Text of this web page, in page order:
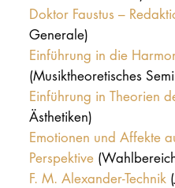
Doktor Faustus –
Generale)
Einführung in die
(Musiktheoretisches
Einführung in Theorien
Ästhetiken)
Emotionen und Affekte
Perspektive
F. M. Alexander-Technik